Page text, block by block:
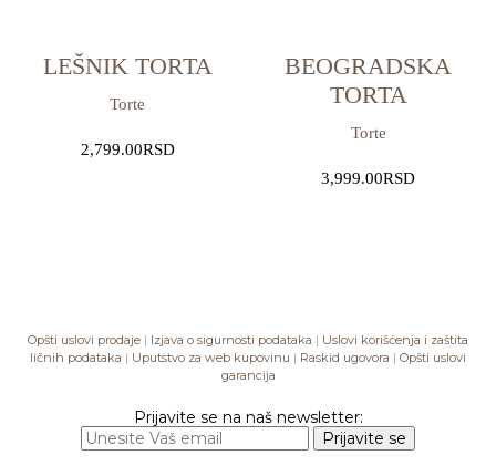
LEŠNIK TORTA
Torte
2,799.00RSD
BEOGRADSKA
TORTA
Torte
3,999.00RSD
Opšti uslovi prodaje | Izjava o sigurnosti podataka | Uslovi korišćenja i zaštita
ličnih podataka | Uputstvo za web kupovinu | Raskid ugovora | Opšti uslovi
garancija
Prijavite se na naš newsletter: